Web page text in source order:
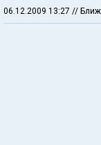
06.12.2009 13:27 //